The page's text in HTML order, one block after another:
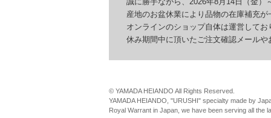
産地のお盆休業により品物の在庫補充が
オンラインのショップ自体は運営してお
休み期間中に頂いたご注文確認メールや
© YAMADA HEIANDO All Rights Reserved.
YAMADA HEIANDO, "URUSHI" specialty made by
Royal Warrant in Japan, we have been serving all the